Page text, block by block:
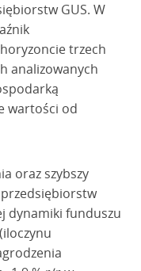
GUS. W
trzech
analizowanych
wartości od
oraz szybszy
dynamiki funduszu